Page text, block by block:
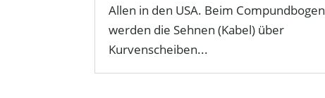
Allen in den USA. Beim Compundbogen
werden die Sehnen (Kabel) über
Kurvenscheiben...